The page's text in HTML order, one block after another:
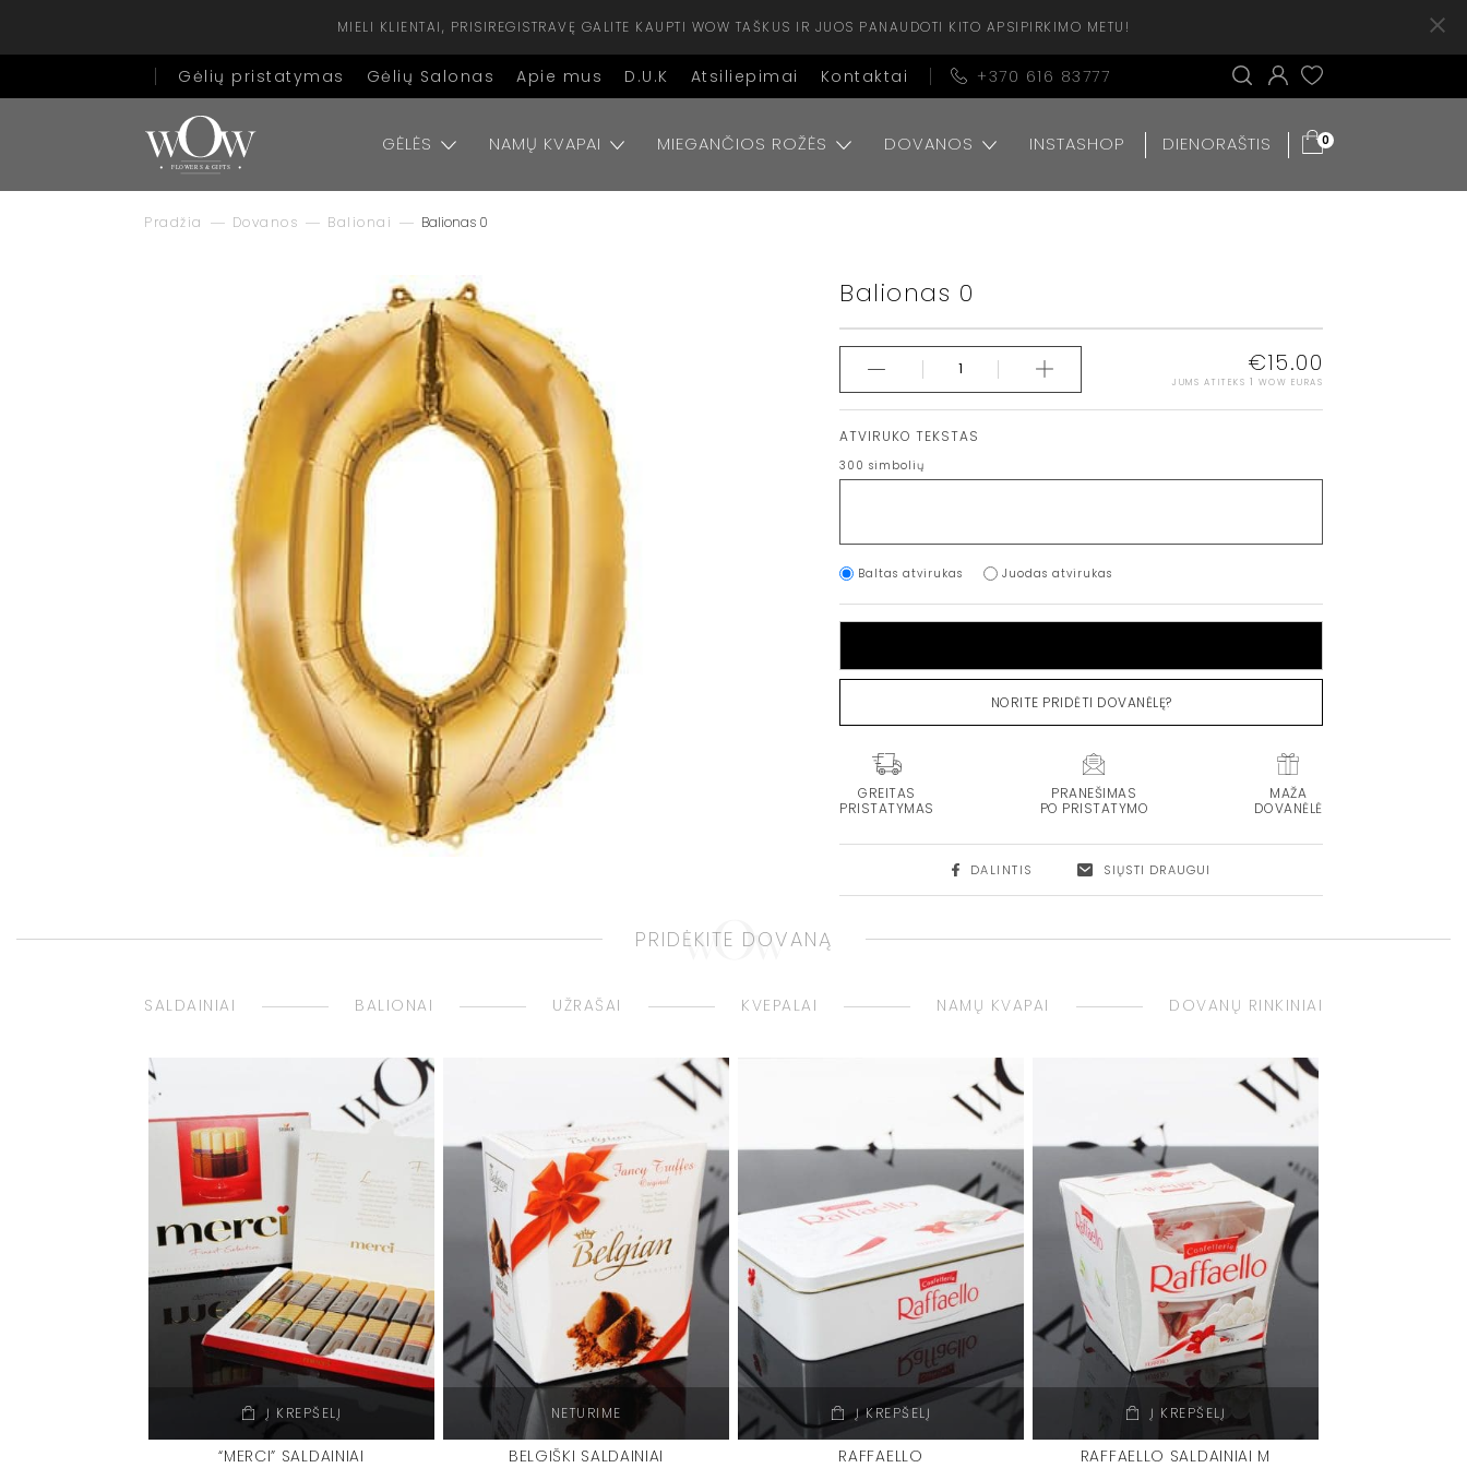
MIELI KLIENTAI, PRISIREGISTRAVĘ GALITE KAUPTI WOW TAŠKUS IR JUOS PANAUDOTI KITO APSIPIRKIMO METU!
Gėlių pristatymas Gėlių Salonas Apie mus D.U.K Atsiliepimai Kontaktai +370 616 83777
GĖLĖS NAMŲ KVAPAI MIEGANČIOS ROŽĖS DOVANOS INSTASHOP DIENORAŠTIS 0
Pradžia Dovanos Balionai Balionas 0
Balionas 0
€15.00
JUMS ATITEKS 1 WOW EURAS
ATVIRUKO TEKSTAS
300 simbolių
Baltas atvirukas Juodas atvirukas
NORITE PRIDĖTI DOVANĖLĘ?
GREITAS
PRISTATYMAS
PRANEŠIMAS
PO PRISTATYMO
MAŽA
DOVANĖLĖ
DALINTIS SIŲSTI DRAUGUI
PRIDĖKITE DOVANĄ
SALDAINIAI BALIONAI UŽRAŠAI KVEPALAI NAMŲ KVAPAI DOVANŲ RINKINIAI
Į KREPŠELĮ
“MERCI” SALDAINIAI
NETURIME
BELGIŠKI SALDAINIAI
Į KREPŠELĮ
RAFFAELLO
Į KREPŠELĮ
RAFFAELLO SALDAINIAI M